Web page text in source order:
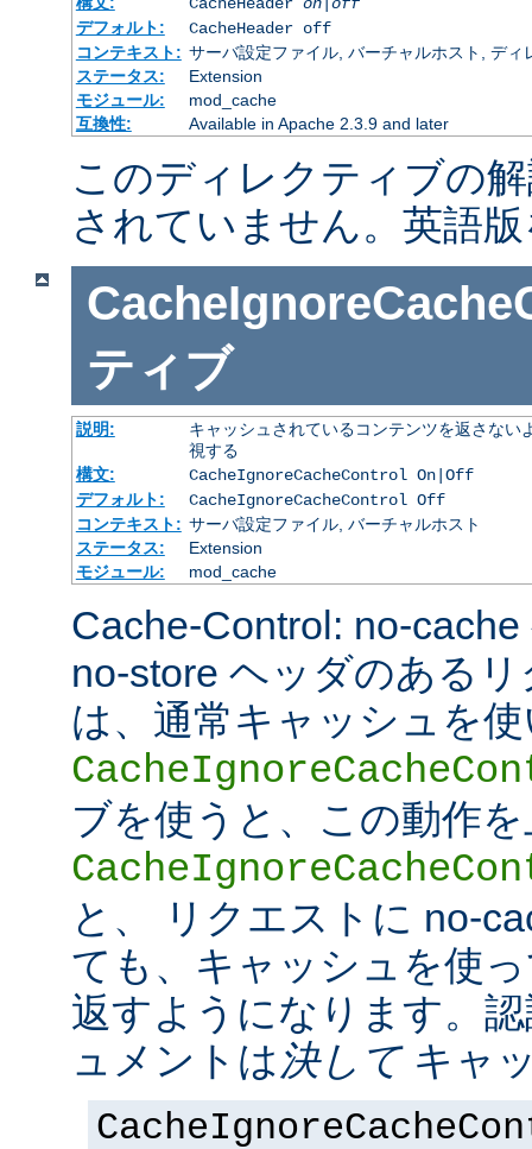
デフォルト:
CacheHeader off
コンテキスト: サーバ設定ファイル, バーチャルホスト, ディ
ステータス:
Extension
モジュール:
mod_cache
互換性:
Available in Apache 2.3.9 and later
このディレクティブの
されていません。英語
ティブ
説明:
キャッシュされているコンテンツを返さな
視する
構文:
CacheIgnoreCacheControl On|Off
デフォルト:
CacheIgnoreCacheControl Off
コンテキスト: サーバ設定ファイル, バーチャルホスト
ステータス:
Extension
モジュール:
mod_cache
Cache-Control: no-
no-store ヘッダのある
は、通常キャッシュを
ブを使うと、この動作
と、 リクエストに no-
ても、キャッシュを使
返すようになります。
ュメントは 決してキャ